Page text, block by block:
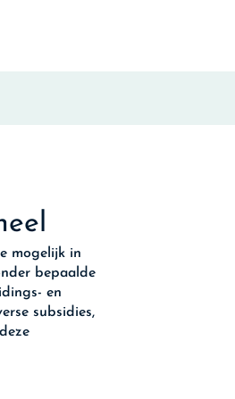
mogelijk in
bepaalde
en
subsidies,